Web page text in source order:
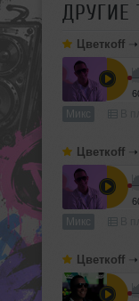
ДРУГИЕ
Цветкоff ➝
Микс
Цветкоff ➝
Микс
Цветкоff ➝